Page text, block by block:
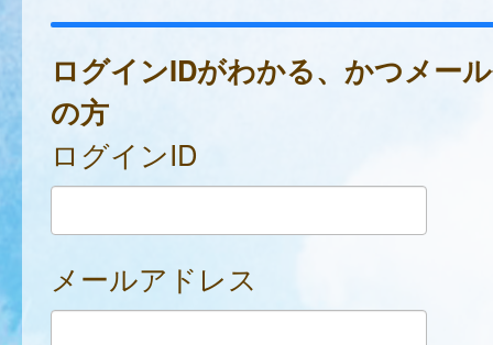
ログインIDがわかる、かつメー
の方
ログインID
メールアドレス